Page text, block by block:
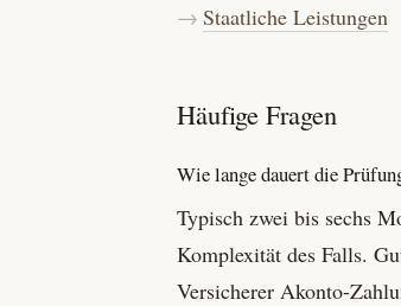
Staatliche Leistungen
Häufige Fragen
Wie lange dauert die
Typisch zwei bis sechs
Komplexität des Falls.
Versicherer Akonto-